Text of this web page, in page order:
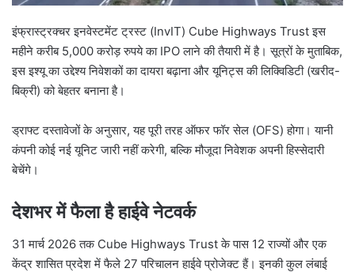
इंफ्रास्ट्रक्चर इनवेस्टमेंट ट्रस्ट (InvIT) Cube Highways Trust इस
महीने करीब 5,000 करोड़ रुपये का IPO लाने की तैयारी में है। सूत्रों के मुताबिक,
इस इश्यू का उद्देश्य निवेशकों का दायरा बढ़ाना और यूनिट्स की लिक्विडिटी (खरीद-
बिक्री) को बेहतर बनाना है।
ड्राफ्ट दस्तावेजों के अनुसार, यह पूरी तरह ऑफर फॉर सेल (OFS) होगा। यानी
कंपनी कोई नई यूनिट जारी नहीं करेगी, बल्कि मौजूदा निवेशक अपनी हिस्सेदारी
बेचेंगे।
देशभर में फैला है हाईवे नेटवर्क
31 मार्च 2026 तक Cube Highways Trust के पास 12 राज्यों और एक
केंद्र शासित प्रदेश में फैले 27 परिचालन हाईवे प्रोजेक्ट हैं। इनकी कुल लंबाई